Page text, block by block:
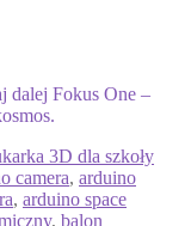
dalej Fokus One –
3D dla szkoły
camera, arduino
, arduino space
, balon